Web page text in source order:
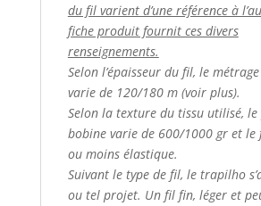
du fil varient d’une référence à
fiche produit fournit ces divers
renseignements.
Selon l’épaisseur du fil, le
varie de 120/180 m (voir plus).
Selon la texture du tissu utilisé,
bobine varie de 600/1000 gr et le
ou moins élastique.
Suivant le type de fil, le trapilho
ou tel projet. Un fil fin, léger et